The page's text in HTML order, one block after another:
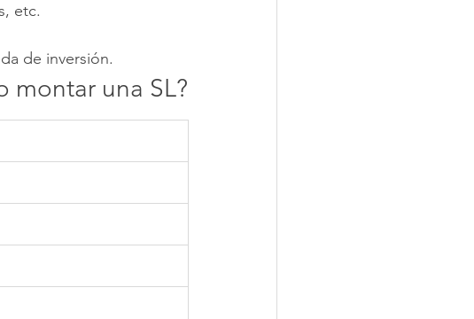
etc.
de inversión.
montar una SL?